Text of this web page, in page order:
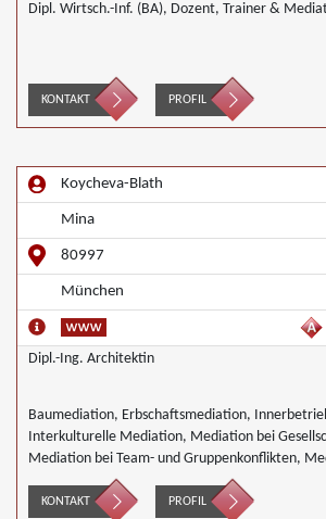
Dipl. Wirtsch.-Inf. (BA), Dozent, Trainer &
KONTAKT PROFIL
Koycheva-Blath
Mina
80997
München
Dipl.-Ing. Architektin
Baumediation, Erbschaftsmediation,
Interkulturelle Mediation, Mediation bei
Mediation bei Team- und Gruppenkonflikten,
Unternehmensnachfolgen, Mediation in der
Nachbarschaftsmediation, Wirtschaftsmediation
KONTAKT PROFIL